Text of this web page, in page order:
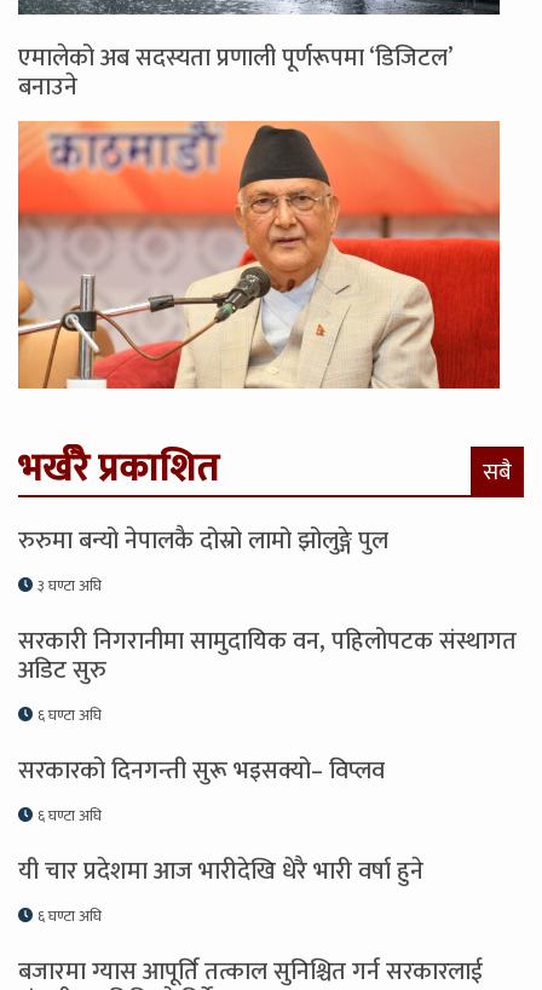
एमालेको अब सदस्यता प्रणाली पूर्णरूपमा ‘डिजिटल’
बनाउने
भर्खरै प्रकाशित सबै
रुरुमा बन्यो नेपालकै दोस्रो लामो झोलुङ्गे पुल
३ घण्टा अघि
सरकारी निगरानीमा सामुदायिक वन, पहिलोपटक संस्थागत
अडिट सुरु
६ घण्टा अघि
सरकारको दिनगन्ती सुरू भइसक्यो– विप्लव
६ घण्टा अघि
यी चार प्रदेशमा आज भारीदेखि धेरै भारी वर्षा हुने
६ घण्टा अघि
बजारमा ग्यास आपूर्ति तत्काल सुनिश्चित गर्न सरकारलाई